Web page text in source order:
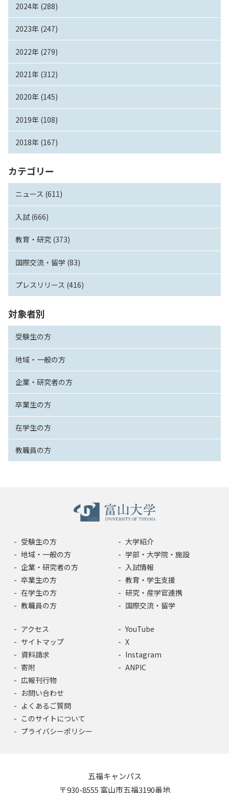
2024年 (288)
2023年 (247)
2022年 (279)
2021年 (312)
2020年 (145)
2019年 (108)
2018年 (167)
カテゴリー
ニュース (611)
入試 (666)
教育・研究 (373)
国際交流・留学 (83)
プレスリリース (416)
対象者別
受験生の方
地域・一般の方
企業・研究者の方
卒業生の方
在学生の方
教職員の方
受験生の方
地域・一般の方
企業・研究者の方
卒業生の方
在学生の方
教職員の方
大学紹介
学部・大学院・施設
入試情報
教育・学生支援
研究・産学官連携
国際交流・留学
アクセス
サイトマップ
資料請求
寄附
広報刊行物
お問い合わせ
よくあるご質問
このサイトについて
プライバシーポリシー
YouTube
X
Instagram
ANPIC
五福キャンパス
〒930-8555 富山市五福3190番地